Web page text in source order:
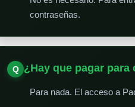
contraseñas.
¿Hay que pagar para
Para nada. El acceso a